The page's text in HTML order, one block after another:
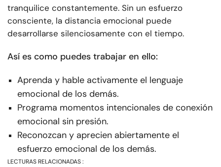
tranquilice constantemente. Sin un esfuerzo
consciente, la distancia emocional puede
desarrollarse silenciosamente con el tiempo.
Así es como puedes trabajar en ello:
Aprenda y hable activamente el lenguaje
emocional de los demás.
Programa momentos intencionales de conexión
emocional sin presión.
Reconozcan y aprecien abiertamente el
esfuerzo emocional de los demás.
LECTURAS RELACIONADAS :